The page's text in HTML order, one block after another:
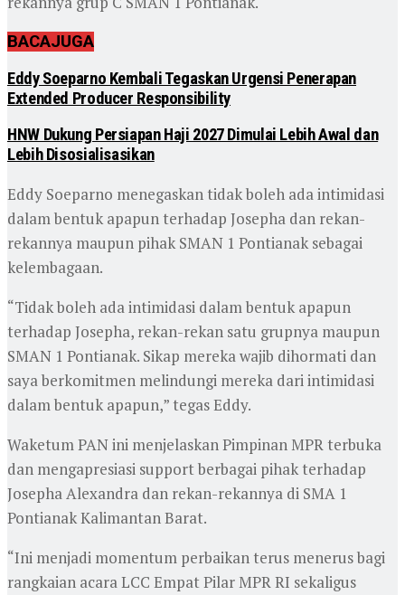
BACAJUGA
Eddy Soeparno Kembali Tegaskan Urgensi Penerapan
Extended Producer Responsibility
HNW Dukung Persiapan Haji 2027 Dimulai Lebih Awal dan
Lebih Disosialisasikan
Eddy Soeparno menegaskan tidak boleh ada intimidasi
dalam bentuk apapun terhadap Josepha dan rekan-
rekannya maupun pihak SMAN 1 Pontianak sebagai
kelembagaan.
“Tidak boleh ada intimidasi dalam bentuk apapun
terhadap Josepha, rekan-rekan satu grupnya maupun
SMAN 1 Pontianak. Sikap mereka wajib dihormati dan
saya berkomitmen melindungi mereka dari intimidasi
dalam bentuk apapun,” tegas Eddy.
Waketum PAN ini ⁠⁠menjelaskan Pimpinan MPR terbuka
dan mengapresiasi support berbagai pihak terhadap
Josepha Alexandra dan rekan-rekannya di SMA 1
Pontianak Kalimantan Barat.
“Ini menjadi momentum perbaikan terus menerus bagi
rangkaian acara LCC Empat Pilar MPR RI sekaligus